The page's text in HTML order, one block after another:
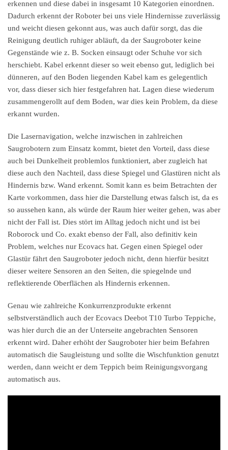
erkennen und diese dabei in insgesamt 10 Kategorien einordnen.
Dadurch erkennt der Roboter bei uns viele Hindernisse zuverlässig
und weicht diesen gekonnt aus, was auch dafür sorgt, das die
Reinigung deutlich ruhiger abläuft, da der Saugroboter keine
Gegenstände wie z. B. Socken einsaugt oder Schuhe vor sich
herschiebt. Kabel erkennt dieser so weit ebenso gut, lediglich bei
dünneren, auf den Boden liegenden Kabel kam es gelegentlich
vor, dass dieser sich hier festgefahren hat. Lagen diese wiederum
zusammengerollt auf dem Boden, war dies kein Problem, da diese
erkannt wurden.
Die Lasernavigation, welche inzwischen in zahlreichen
Saugrobotern zum Einsatz kommt, bietet den Vorteil, dass diese
auch bei Dunkelheit problemlos funktioniert, aber zugleich hat
diese auch den Nachteil, dass diese Spiegel und Glastüren nicht als
Hindernis bzw. Wand erkennt. Somit kann es beim Betrachten der
Karte vorkommen, dass hier die Darstellung etwas falsch ist, da es
so aussehen kann, als würde der Raum hier weiter gehen, was aber
nicht der Fall ist. Dies stört im Alltag jedoch nicht und ist bei
Roborock und Co. exakt ebenso der Fall, also definitiv kein
Problem, welches nur Ecovacs hat. Gegen einen Spiegel oder
Glastür fährt den Saugroboter jedoch nicht, denn hierfür besitzt
dieser weitere Sensoren an den Seiten, die spiegelnde und
reflektierende Oberflächen als Hindernis erkennen.
Genau wie zahlreiche Konkurrenzprodukte erkennt
selbstverständlich auch der Ecovacs Deebot T10 Turbo Teppiche,
was hier durch die an der Unterseite angebrachten Sensoren
erkennt wird. Daher erhöht der Saugroboter hier beim Befahren
automatisch die Saugleistung und sollte die Wischfunktion genutzt
werden, dann weicht er dem Teppich beim Reinigungsvorgang
automatisch aus.